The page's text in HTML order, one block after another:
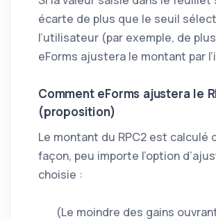
écarte de plus que le seuil
l’utilisateur (par exemple, de
eForms ajustera le montant par
Comment eForms ajustera le
(proposition)
Le montant du RPC2 est calculé
façon, peu importe l’option
choisie :
(Le moindre des gains